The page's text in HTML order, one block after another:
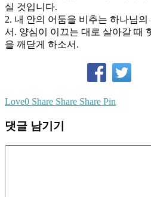
실 것입니다.
2. 내 안의 어둠을 비추는 하나님
서. 양심이 이끄는 대로 살아갈 때
을 깨닫게 하소서.
Love0 Share Share Share Pin
댓글 남기기